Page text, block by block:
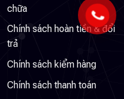
chữa
Chính sách hoàn tiền & đổi
trả
Chính sách kiểm hàng
Chính sách thanh toán